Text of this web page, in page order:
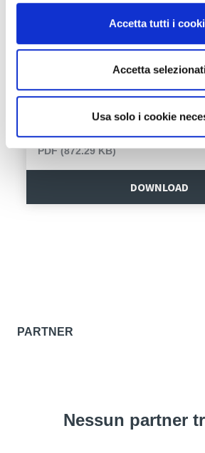
Accetta tutti i
Accetta
Usa solo i cookie
Download des
PDF (872.29 KB)
DOWNLOAD
PARTNER
Nessun partner